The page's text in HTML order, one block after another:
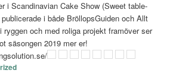
i Scandinavian Cake Show (Sweet table-
i både BröllopsGuiden och Allt
ryggen och med roliga projekt framöver ser
säsongen 2019 mer er!